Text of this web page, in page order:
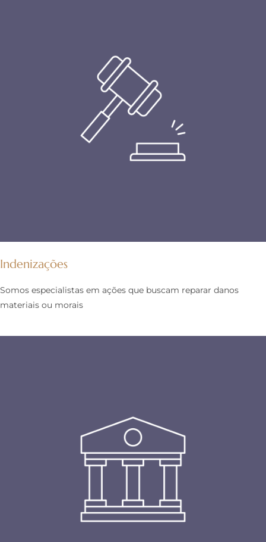
Indenizações
Somos especialistas em ações que buscam reparar danos
materiais ou morais